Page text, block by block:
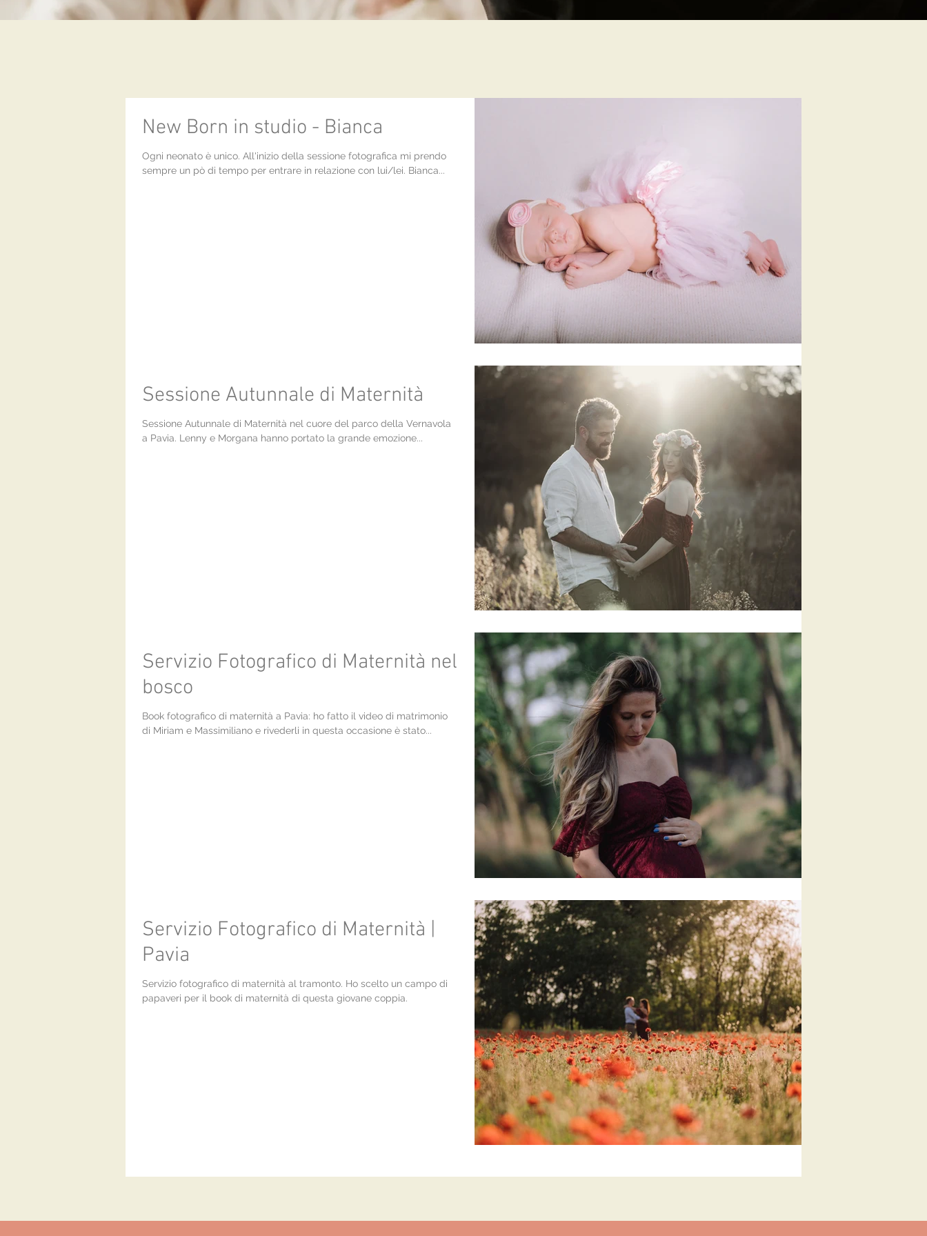
New Born in studio - Bianca
Ogni neonato è unico. All'inizio della sessione fotografica mi prendo
sempre un pò di tempo per entrare in relazione con lui/lei. Bianca...
Sessione Autunnale di Maternità
Sessione Autunnale di Maternità nel cuore del parco della Vernavola
a Pavia. Lenny e Morgana hanno portato la grande emozione...
Servizio Fotografico di Maternità nel
bosco
Book fotografico di maternità a Pavia: ho fatto il video di matrimonio
di Miriam e Massimiliano e rivederli in questa occasione è stato...
Servizio Fotografico di Maternità |
Pavia
Servizio fotografico di maternità al tramonto. Ho scelto un campo di
papaveri per il book di maternità di questa giovane coppia.